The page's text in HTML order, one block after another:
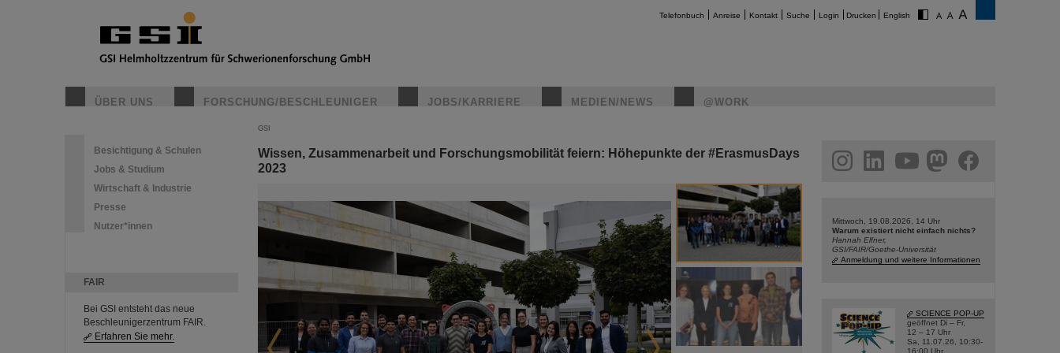
Telefonbuch Anreise Kontakt Suche Login Drucken English
ÜBER UNS FORSCHUNG/BESCHLEUNIGER JOBS/KARRIERE MEDIEN/NEWS @WORK
Besichtigung & Schulen
Jobs & Studium
Wirtschaft & Industrie
Presse
Nutzer*innen
FAIR
Bei GSI entsteht das neue
Beschleunigerzentrum FAIR.
Erfahren Sie mehr.
GSI
Wissen, Zusammenarbeit und Forschungsmobilität feiern: Höhepunkte der #ErasmusDays
2023
instagramlinkedin youtube helmholtz.social
facebook
Mittwoch, 19.08.2026, 14 Uhr
Warum existiert nicht einfach nichts?
Hannah Elfner,
GSI/FAIR/Goethe-Universität
Anmeldung und weitere Informationen
SCIENCE POP-UP
geöffnet Di – Fr,
12 – 17 Uhr
Sa, 11.07.26, 10:30-
16:00 Uhr